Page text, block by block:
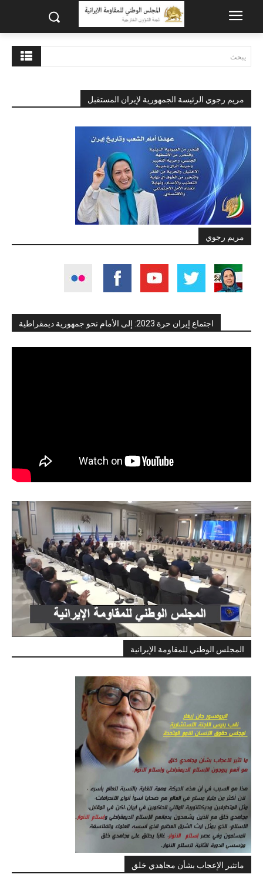
يبحث
مريم رجوي الرئيسة الجمهورية لإيران المستقبل
مريم رجوي
اجتماع إيران حرة 2023: إلى الأمام نحو جمهورية ديمقراطية
المجلس الوطني للمقاومة الإيرانية
ماتثير الإعجاب بشأن مجاهدي خلق